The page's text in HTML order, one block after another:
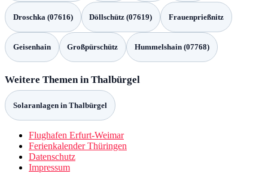
Droschka (07616) Döllschütz (07619) Frauenprießnitz
Geisenhain Großpürschütz Hummelshain (07768)
Weitere Themen in Thalbürgel
Solaranlagen in Thalbürgel
Flughafen Erfurt-Weimar
Ferienkalender Thüringen
Datenschutz
Impressum